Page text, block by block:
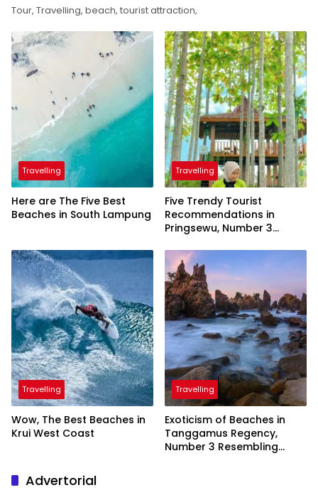
Tour, Travelling, beach, tourist attraction,
Travelling
Here are The Five Best
Beaches in South Lampung
Travelling
Five Trendy Tourist
Recommendations in
Pringsewu, Number 3
President
Travelling
Wow, The Best Beaches in
Krui West Coast
Travelling
Exoticism of Beaches in
Tanggamus Regency,
Number 3 Resembling
Advertorial